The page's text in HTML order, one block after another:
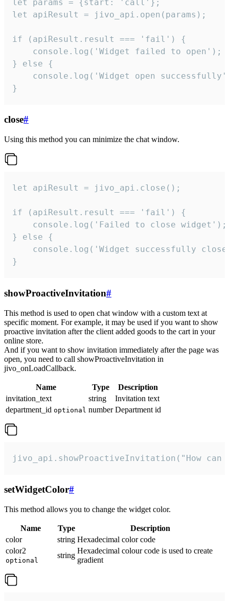
let params = {start: 'call'};
let apiResult = jivo_api.open(params);
if (apiResult.result === 'fail') {
    console.log('Widget failed to open');
} else {
console.log('Widget open
}
close#
Using this method you can minimize the chat window.
let apiResult = jivo_api.close();
if (apiResult.result === 'fail') {
    console.log('Failed to close widget');
} else {
console.log('Widget successfully
}
showProactiveInvitation#
This method is used to open chat window with a custom text at
specific moment. For example, it may be used if you want to show
proactive invitation after the client added goods to the cart in your
online store.
And if you want to show invitation immediately after the page was
open, you need to call showProactiveInvitation in
jivo_onLoadCallback.
Name Type
Description
invitation_text
string
Invitation text
department_id optional number Department id
jivo_api.showProactiveInvitation("How
setWidgetColor#
This method allows you to change the widget color.
Name Type
Description
color
string Hexadecimal color code
color2
optional
string
Hexadecimal colour code is used to create
gradient